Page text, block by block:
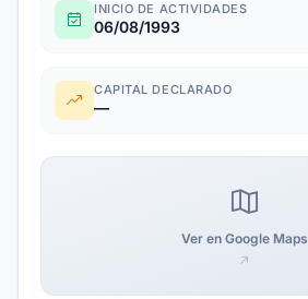
INICIO DE ACTIVIDADES
06/08/1993
CAPITAL DECLARADO
—
Ver en Google Maps